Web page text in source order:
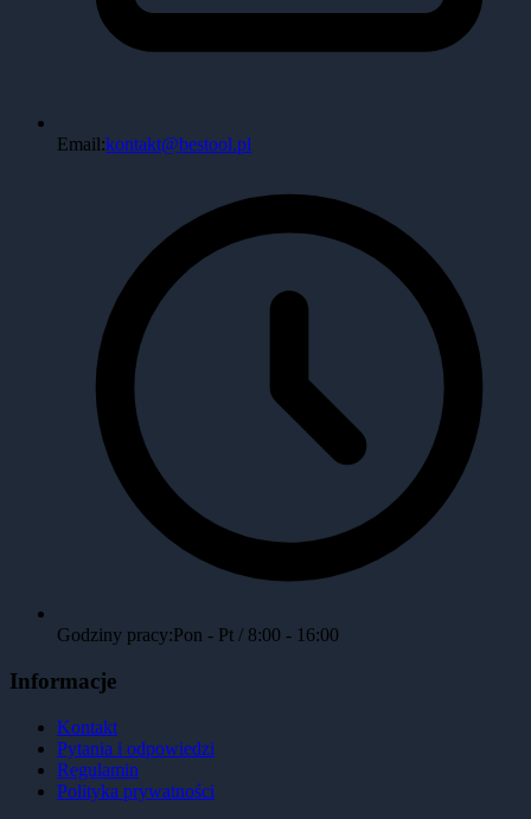
Email:kontakt@bestool.pl
Godziny pracy:Pon - Pt / 8:00 - 16:00
Informacje
Kontakt
Pytania i odpowiedzi
Regulamin
Polityka prywatności